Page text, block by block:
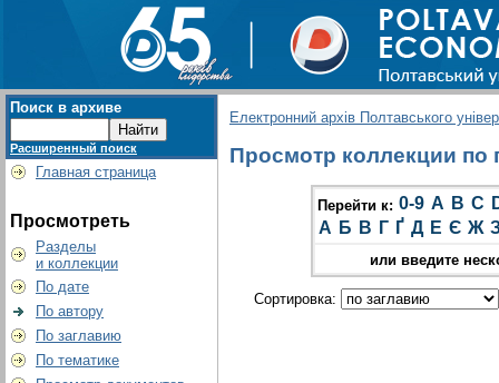
Поиск в архиве
Расширенный поиск
Главная страница
Просмотреть
Разделы
и коллекции
По дате
По автору
По заглавию
По тематике
Електронний архів Полтавського
Просмотр коллекции по
Перейти к: 0-9 A B C
А Б В Г Ґ Д Е Є Ж
или введите
Сортировка: